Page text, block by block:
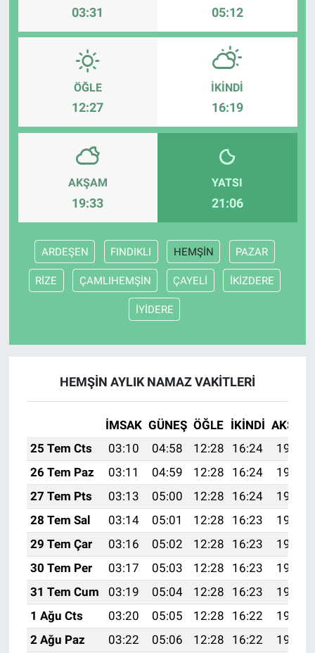
03:31 05:12
ÖĞLE
12:27
İKINDI
16:19
AKŞAM
19:33
YATSI
21:06
ARDEŞEN FINDIKLI HEMŞİN PAZAR
RİZE ÇAMLIHEMŞİN ÇAYELİ İKİZDERE
İYİDERE
HEMŞİN AYLIK NAMAZ VAKITLERI
İMSAK GÜNEŞ ÖĞLE İKINDI AKŞAM
25 Tem Cts
03:10 04:58 12:28 16:24
19:48
26 Tem Paz
03:11 04:59 12:28 16:24
19:47
27 Tem Pts
03:13 05:00 12:28 16:24
19:46
28 Tem Sal
03:14 05:01 12:28 16:23
19:45
29 Tem Çar
03:16 05:02 12:28 16:23
19:44
30 Tem Per
03:17 05:03 12:28 16:23
19:43
31 Tem Cum
03:19 05:04 12:28 16:23
19:42
1 Ağu Cts
03:20 05:05 12:28 16:22
19:41
2 Ağu Paz
03:22 05:06 12:28 16:22
19:40